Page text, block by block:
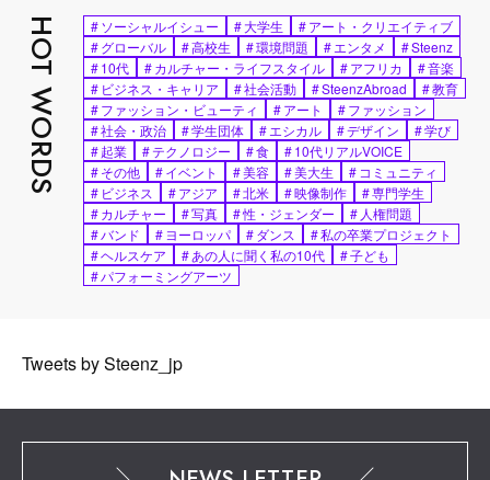
HOT WORDS #ソーシャルイシュー #大学生 #アート・クリエイティブ
#グローバル #高校生 #環境問題 #エンタメ #Steenz
#10代 #カルチャー・ライフスタイル #アフリカ #音楽
# ビジネス・キャリア #社会活動 #SteenzAbroad #教育
#ファッション・ビューティ #アート #ファッション
#社会・政治 #学生団体 #エシカル #デザイン #学び
#起業 #テクノロジー #食 #10代リアルVOICE
#その他 #イベント #美容 #美大生 # コミュニティ
# ビジネス #アジア #北米 #映像制作 #専門学生
#カルチャー #写真 #性・ジェンダー # 人権問題
#バンド #ヨーロッパ #ダンス #私の卒業プロジェクト
#ヘルスケア #あの人に聞く私の10代 #子ども
#パフォーミングアーツ
Tweets by Steenz_jp